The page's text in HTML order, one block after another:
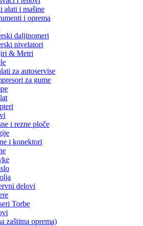
alati i mašine
i oprema
daljinomeri
nivelatori
& Metri
za autoservise
za gume
i rezne ploče
i konektori
delovi
Torbe
zaštitna oprema)